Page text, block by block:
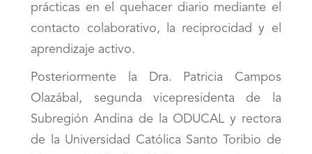
prácticas en el quehacer diario mediante el
contacto colaborativo, la reciprocidad y el
aprendizaje activo.
Posteriormente la Dra. Patricia Campos
Olazábal, segunda vicepresidenta de la
Subregión Andina de la ODUCAL y rectora
de la Universidad Católica Santo Toribio de